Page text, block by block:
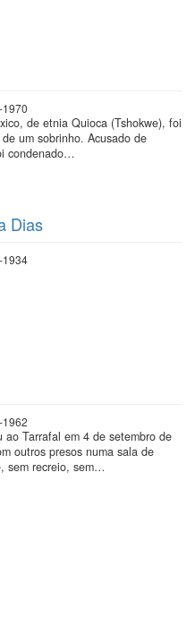
de etnia Quioca (Tshokwe), foi
um sobrinho. Acusado de
condenado…
Dias
1934
ao Tarrafal em 4 de setembro de
outros presos numa sala de
sem recreio, sem…